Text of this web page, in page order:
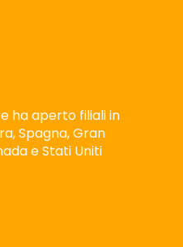
ha aperto filiali in
Spagna, Gran
e Stati Uniti